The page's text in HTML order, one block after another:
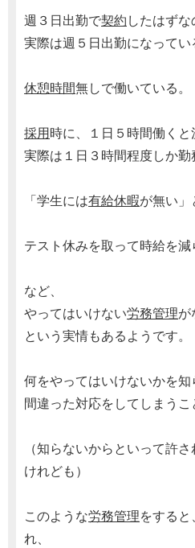
週３日出勤で契約 したはずな
実際は週５日出勤になってい
休憩時間無しで働いている。
採用時に、１日５時間働くと
実際は１日３時間程度しか勤
「学生には有給休暇が無い」
テスト休みを取って時給を減
など、
やってはいけない労務管理が
という実情もあるようです。
何をやってはいけないかを知
間違った対応をしてしまうこ
（知らないからといって許
けれども）
このような労務管理をする
れ、